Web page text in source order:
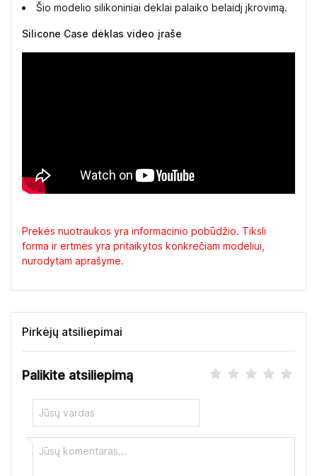
Šio modelio silikoniniai dėklai palaiko belaidį įkrovimą.
Silicone Case dėklas video įraše
Prekės nuotraukos yra informacinio pobūdžio. Tiksli
forma ir ertmės yra pritaikytos konkrečiam modeliui,
nurodytam aprašyme.
Pirkėjų atsiliepimai
Palikite atsiliepimą